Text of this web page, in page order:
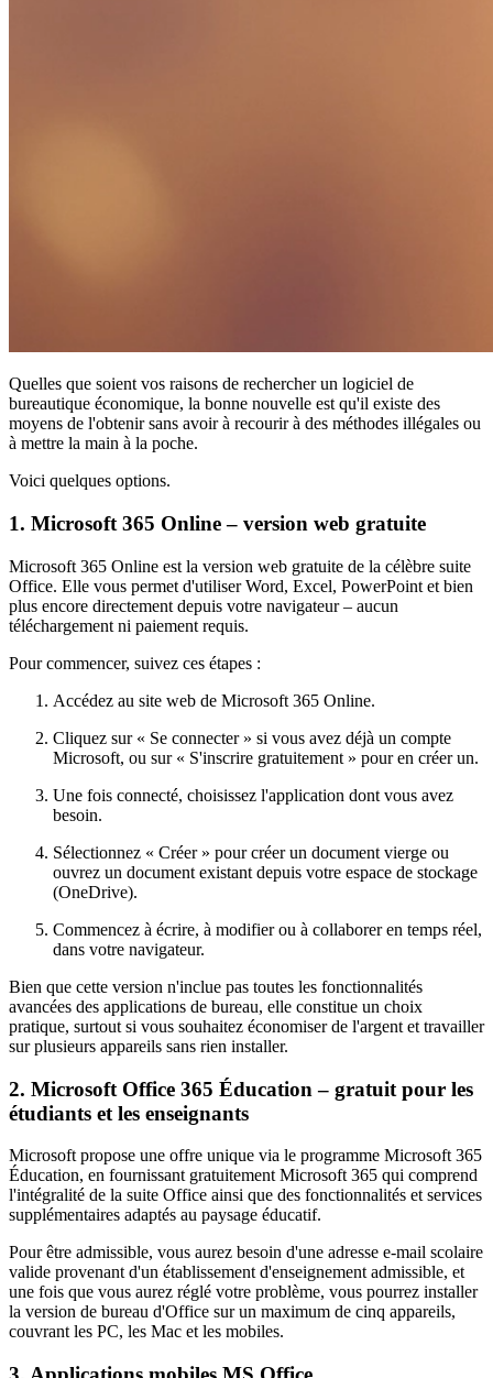
Quelles que soient vos raisons de rechercher un logiciel de
bureautique économique, la bonne nouvelle est qu'il existe des
moyens de l'obtenir sans avoir à recourir à des méthodes illégales ou
à mettre la main à la poche.
Voici quelques options.
1. Microsoft 365 Online – version web gratuite
Microsoft 365 Online est la version web gratuite de la célèbre suite
Office. Elle vous permet d'utiliser Word, Excel, PowerPoint et bien
plus encore directement depuis votre navigateur – aucun
téléchargement ni paiement requis.
Pour commencer, suivez ces étapes :
Accédez au site web de Microsoft 365 Online.
Cliquez sur « Se connecter » si vous avez déjà un compte
Microsoft, ou sur « S'inscrire gratuitement » pour en créer un.
Une fois connecté, choisissez l'application dont vous avez
besoin.
Sélectionnez « Créer » pour créer un document vierge ou
ouvrez un document existant depuis votre espace de stockage
(OneDrive).
Commencez à écrire, à modifier ou à collaborer en temps réel,
dans votre navigateur.
Bien que cette version n'inclue pas toutes les fonctionnalités
avancées des applications de bureau, elle constitue un choix
pratique, surtout si vous souhaitez économiser de l'argent et travailler
sur plusieurs appareils sans rien installer.
2. Microsoft Office 365 Éducation – gratuit pour les
étudiants et les enseignants
Microsoft propose une offre unique via le programme Microsoft 365
Éducation, en fournissant gratuitement Microsoft 365 qui comprend
l'intégralité de la suite Office ainsi que des fonctionnalités et services
supplémentaires adaptés au paysage éducatif.
Pour être admissible, vous aurez besoin d'une adresse e-mail scolaire
valide provenant d'un établissement d'enseignement admissible, et
une fois que vous aurez réglé votre problème, vous pourrez installer
la version de bureau d'Office sur un maximum de cinq appareils,
couvrant les PC, les Mac et les mobiles.